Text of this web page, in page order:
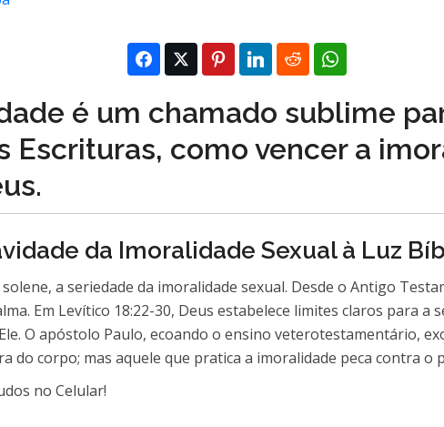
é um chamado sublime
Escrituras, como vencer a
da Imoralidade Sexual à Luz
a seriedade da imoralidade sexual. Desde o Antigo
Em Levítico 18:22-30, Deus estabelece limites claros para
O apóstolo Paulo, ecoando o ensino veterotestamentário,
do corpo; mas aquele que pratica a imoralidade peca contra o